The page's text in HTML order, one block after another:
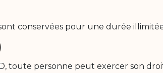
conservées pour une durée
personne peut exercer son droit